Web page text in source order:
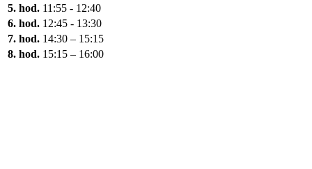
5. hod. 11:55 - 12:40
6. hod. 12:45 - 13:30
7. hod. 14:30 – 15:15
8. hod. 15:15 – 16:00